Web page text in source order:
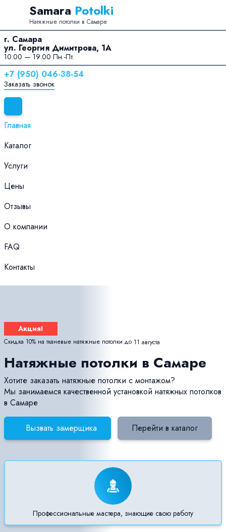
Перейти к содержанию
Samara Potolki
Натяжные потолки в Самаре
г. Самара
ул. Георгия Димитрова, 1А
10:00 — 19:00 Пн.-Пт.
+7 (950) 046-38-54
Заказать звонок
Главная
Каталог
Услуги
Цены
Отзывы
О компании
FAQ
Контакты
Акция!
Скидка 10% на тканевые натяжные потолки до 11 августа
Натяжные потолки в Самаре
Хотите заказать натяжные потолки с монтажом?
Мы занимаемся качественной установкой натяжных потолков
в Самаре
Вызвать замерщика Перейти в каталог
Профессиональные мастера, знающие свою работу